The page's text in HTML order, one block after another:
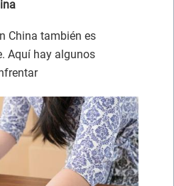
China también es
Aquí hay algunos